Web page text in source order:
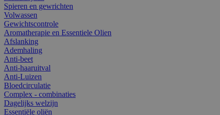
Spieren en gewrichten
Volwassen
Gewichtscontrole
Aromatherapie en Essentiele Olien
Afslanking
Ademhaling
Anti-beet
Anti-haaruitval
Anti-Luizen
Bloedcirculatie
Complex - combinaties
Dagelijks welzijn
Essentiële oliën